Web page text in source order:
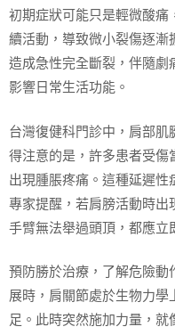
初期症狀可能只是輕微酸痛
續活動，導致微小裂傷逐
造成急性完全斷裂，伴隨
影響日常生活功能。
台灣復健科門診中，肩部
得注意的是，許多患者受傷
出現腫脹疼痛。這種延遲
專家提醒，若肩膀活動時
手臂無法舉過頭頂，都應立
預防勝於治療，了解危險
展時，肩關節處於生物力
足。此時突然施加力量，